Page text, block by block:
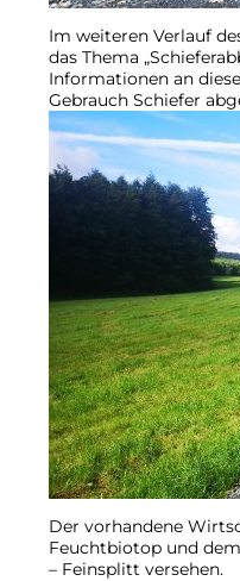
Im weiteren Verlauf
das Thema
Informationen an
Gebrauch Schiefer
Der vorhandene
Feuchtbiotop und
– Feinsplitt versehen.